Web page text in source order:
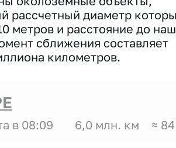
рассчетный диаметр
метров и расстояние до
сближения составляет
километров.
в 08:09 6,0 млн. км ≈